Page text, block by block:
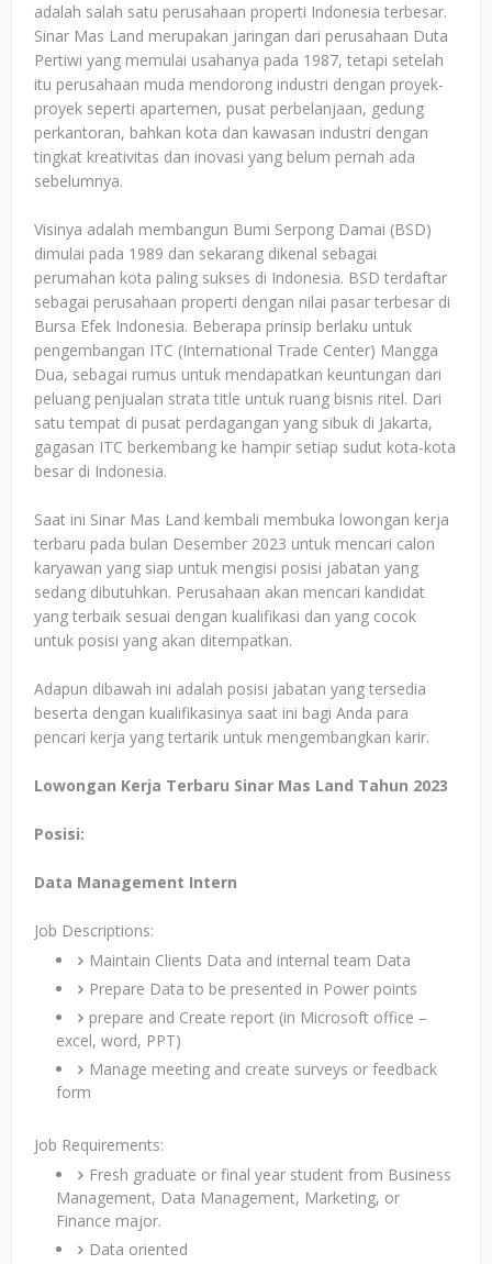
adalah salah satu perusahaan properti Indonesia terbesar.
Sinar Mas Land merupakan jaringan dari perusahaan Duta
Pertiwi yang memulai usahanya pada 1987, tetapi setelah
itu perusahaan muda mendorong industri dengan proyek-
proyek seperti apartemen, pusat perbelanjaan, gedung
perkantoran, bahkan kota dan kawasan industri dengan
tingkat kreativitas dan inovasi yang belum pernah ada
sebelumnya.
Visinya adalah membangun Bumi Serpong Damai (BSD)
dimulai pada 1989 dan sekarang dikenal sebagai
perumahan kota paling sukses di Indonesia. BSD terdaftar
sebagai perusahaan properti dengan nilai pasar terbesar di
Bursa Efek Indonesia. Beberapa prinsip berlaku untuk
pengembangan ITC (International Trade Center) Mangga
Dua, sebagai rumus untuk mendapatkan keuntungan dari
peluang penjualan strata title untuk ruang bisnis ritel. Dari
satu tempat di pusat perdagangan yang sibuk di Jakarta,
gagasan ITC berkembang ke hampir setiap sudut kota-kota
besar di Indonesia.
Saat ini Sinar Mas Land kembali membuka lowongan kerja
terbaru pada bulan Desember 2023 untuk mencari calon
karyawan yang siap untuk mengisi posisi jabatan yang
sedang dibutuhkan. Perusahaan akan mencari kandidat
yang terbaik sesuai dengan kualifikasi dan yang cocok
untuk posisi yang akan ditempatkan.
Adapun dibawah ini adalah posisi jabatan yang tersedia
beserta dengan kualifikasinya saat ini bagi Anda para
pencari kerja yang tertarik untuk mengembangkan karir.
Lowongan Kerja Terbaru Sinar Mas Land Tahun 2023
Posisi:
Data Management Intern
Job Descriptions:
Maintain Clients Data and internal team Data
Prepare Data to be presented in Power points
prepare and Create report (in Microsoft office –
excel, word, PPT)
Manage meeting and create surveys or feedback
form
Job Requirements:
Fresh graduate or final year student from Business
Management, Data Management, Marketing, or
Finance major.
Data oriented